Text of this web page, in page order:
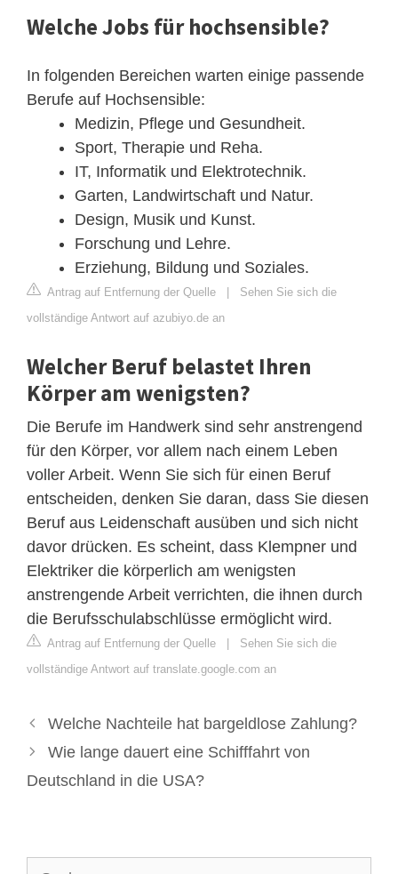
Welche Jobs für hochsensible?
In folgenden Bereichen warten einige passende
Berufe auf Hochsensible:
Medizin, Pflege und Gesundheit.
Sport, Therapie und Reha.
IT, Informatik und Elektrotechnik.
Garten, Landwirtschaft und Natur.
Design, Musik und Kunst.
Forschung und Lehre.
Erziehung, Bildung und Soziales.
Antrag auf Entfernung der Quelle | Sehen Sie sich die
vollständige Antwort auf azubiyo.de an
Welcher Beruf belastet Ihren
Körper am wenigsten?
Die Berufe im Handwerk sind sehr anstrengend
für den Körper, vor allem nach einem Leben
voller Arbeit. Wenn Sie sich für einen Beruf
entscheiden, denken Sie daran, dass Sie diesen
Beruf aus Leidenschaft ausüben und sich nicht
davor drücken. Es scheint, dass Klempner und
Elektriker die körperlich am wenigsten
anstrengende Arbeit verrichten, die ihnen durch
die Berufsschulabschlüsse ermöglicht wird.
Antrag auf Entfernung der Quelle | Sehen Sie sich die
vollständige Antwort auf translate.google.com an
Welche Nachteile hat bargeldlose Zahlung?
Wie lange dauert eine Schifffahrt von
Deutschland in die USA?